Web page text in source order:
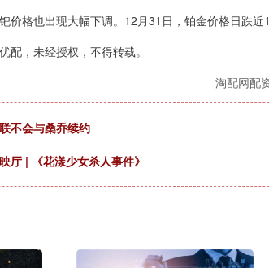
价格也出现大幅下调。12月31日，铂金价格日跌近
配，未经授权，不得转载。
淘配网配
不会与桑乔续约
厅 | 《花漾少女杀人事件》